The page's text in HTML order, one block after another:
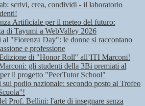
scrivi, crea, condividi - il laboratorio
Artificiale per il meteo del futuro:
di Tayumi a WebValley 2026
"Fiorenza Day": le donne si raccontano
e professione
di "Honor Roll" all’ITI Marconi!
gli studenti della 3Bi premiati al
il progetto "PeerTutor School"
podio nazionale: secondo posto al Trofeo
Prof. Bellini: l'arte di insegnare senza